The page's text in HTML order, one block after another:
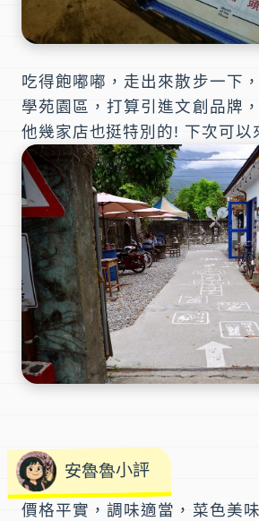
吃得飽嘟嘟，走出來散步一下，
學苑園區 ，打算引進文創品牌
他幾家店也挺特別的! 下次可以
安魯魯小評
價格平實，調味適當，菜色美